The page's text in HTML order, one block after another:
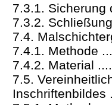
7.3.1. Sicherung
7.3.2.
7.4.
7.4.1. Methode
7.4.2. Material
7.5.
Inschriftenbildes